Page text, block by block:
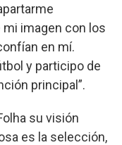
imagen con los
en mí.
y participo de
principal”.
su visión
es la selección,